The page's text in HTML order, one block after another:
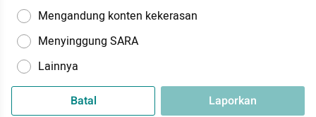
Mengandung konten kekerasan
Menyinggung SARA
Lainnya
Batal Laporkan